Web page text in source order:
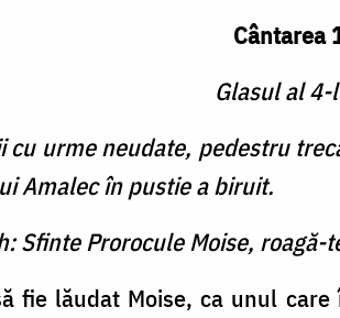
Cântarea
Glasul al 4-
cu urme neudate, pedestru
Amalec în pustie a biruit.
Sfinte Prorocule Moise,
fie lăudat Moise, ca unul